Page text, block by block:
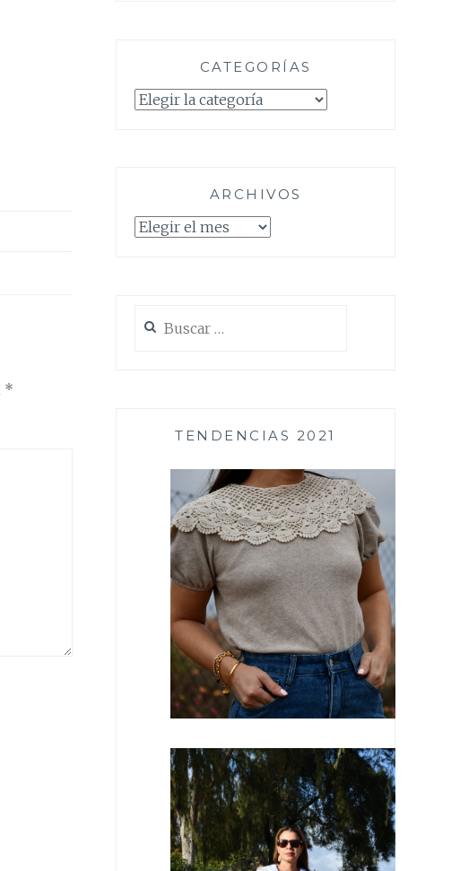
*
CATEGORÍAS
Categorías
ARCHIVOS
Archivos
TENDENCIAS 2021